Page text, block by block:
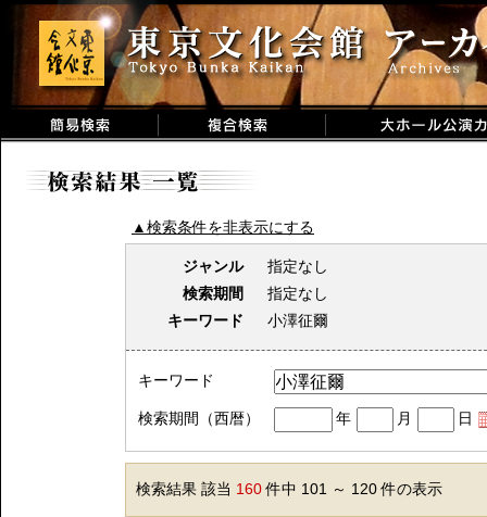
▲検索条件を非表示にする
ジャンル
指定なし
検索期間
指定なし
キーワード
小澤征爾
キーワード
検索期間（西暦） 年 月 日
検索結果 該当 160件中 101 ～ 120 件の表示